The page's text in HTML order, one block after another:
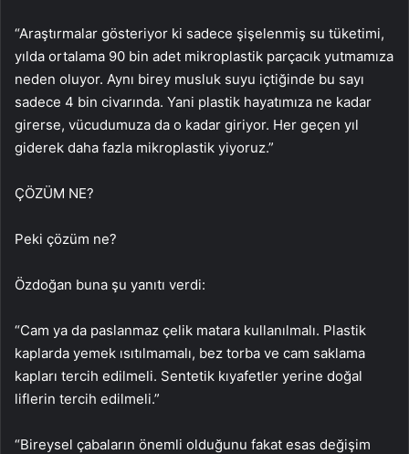
“Araştırmalar gösteriyor ki sadece şişelenmiş su tüketimi,
yılda ortalama 90 bin adet mikroplastik parçacık yutmamıza
neden oluyor. Aynı birey musluk suyu içtiğinde bu sayı
sadece 4 bin civarında. Yani plastik hayatımıza ne kadar
girerse, vücudumuza da o kadar giriyor. Her geçen yıl
giderek daha fazla mikroplastik yiyoruz.”
ÇÖZÜM NE?
Peki çözüm ne?
Özdoğan buna şu yanıtı verdi:
“Cam ya da paslanmaz çelik matara kullanılmalı. Plastik
kaplarda yemek ısıtılmamalı, bez torba ve cam saklama
kapları tercih edilmeli. Sentetik kıyafetler yerine doğal
liflerin tercih edilmeli.”
“Bireysel çabaların önemli olduğunu fakat esas değişim